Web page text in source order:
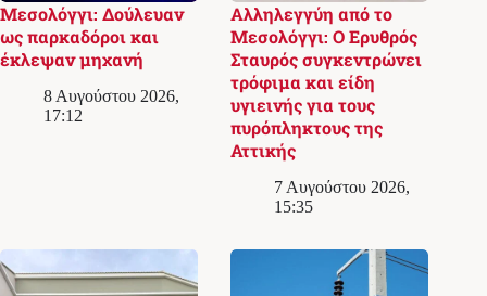
Μεσολόγγι: Δούλευαν
ως παρκαδόροι και
έκλεψαν μηχανή
8 Αυγούστου 2026,
17:12
Αλληλεγγύη από το
Μεσολόγγι: Ο Ερυθρός
Σταυρός συγκεντρώνει
τρόφιμα και είδη
υγιεινής για τους
πυρόπληκτους της
Αττικής
7 Αυγούστου 2026,
15:35